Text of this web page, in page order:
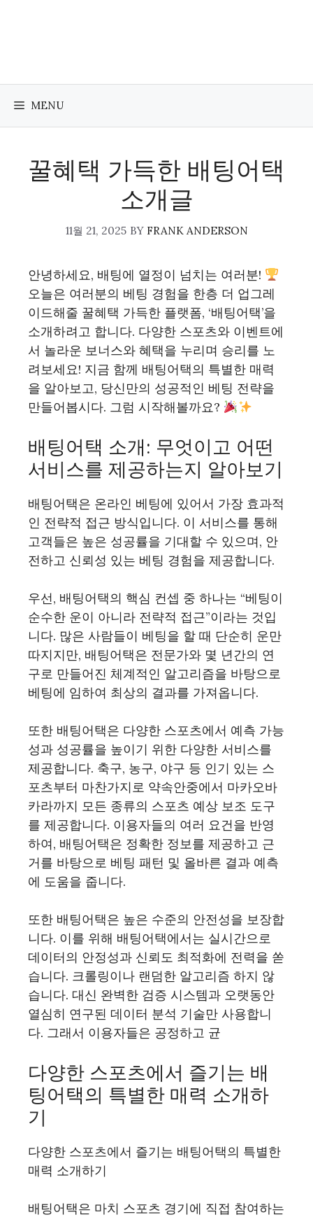
MENU
꿀혜택 가득한 배팅어택
소개글
11월 21, 2025 BY FRANK ANDERSON
안녕하세요, 배팅에 열정이 넘치는 여러분!
오늘은 여러분의 베팅 경험을 한층 더 업그레
이드해줄 꿀혜택 가득한 플랫폼, ‘배팅어택’을
소개하려고 합니다. 다양한 스포츠와 이벤트에
서 놀라운 보너스와 혜택을 누리며 승리를 노
려보세요! 지금 함께 배팅어택의 특별한 매력
을 알아보고, 당신만의 성공적인 베팅 전략을
만들어봅시다. 그럼 시작해볼까요?
배팅어택 소개: 무엇이고 어떤
서비스를 제공하는지 알아보기
배팅어택은 온라인 베팅에 있어서 가장 효과적
인 전략적 접근 방식입니다. 이 서비스를 통해
고객들은 높은 성공률을 기대할 수 있으며, 안
전하고 신뢰성 있는 베팅 경험을 제공합니다.
우선, 배팅어택의 핵심 컨셉 중 하나는 “베팅이
순수한 운이 아니라 전략적 접근”이라는 것입
니다. 많은 사람들이 베팅을 할 때 단순히 운만
따지지만, 배팅어택은 전문가와 몇 년간의 연
구로 만들어진 체계적인 알고리즘을 바탕으로
베팅에 임하여 최상의 결과를 가져옵니다.
또한 배팅어택은 다양한 스포츠에서 예측 가능
성과 성공률을 높이기 위한 다양한 서비스를
제공합니다. 축구, 농구, 야구 등 인기 있는 스
포츠부터 마찬가지로 약속안중에서 마카오바
카라까지 모든 종류의 스포츠 예상 보조 도구
를 제공합니다. 이용자들의 여러 요건을 반영
하여, 배팅어택은 정확한 정보를 제공하고 근
거를 바탕으로 베팅 패턴 및 올바른 결과 예측
에 도움을 줍니다.
또한 배팅어택은 높은 수준의 안전성을 보장합
니다. 이를 위해 배팅어택에서는 실시간으로
데이터의 안정성과 신뢰도 최적화에 전력을 쏟
습니다. 크롤링이나 랜덤한 알고리즘 하지 않
습니다. 대신 완벽한 검증 시스템과 오랫동안
열심히 연구된 데이터 분석 기술만 사용합니
다. 그래서 이용자들은 공정하고 균
다양한 스포츠에서 즐기는 배
팅어택의 특별한 매력 소개하
기
다양한 스포츠에서 즐기는 배팅어택의 특별한
매력 소개하기
배팅어택은 마치 스포츠 경기에 직접 참여하는